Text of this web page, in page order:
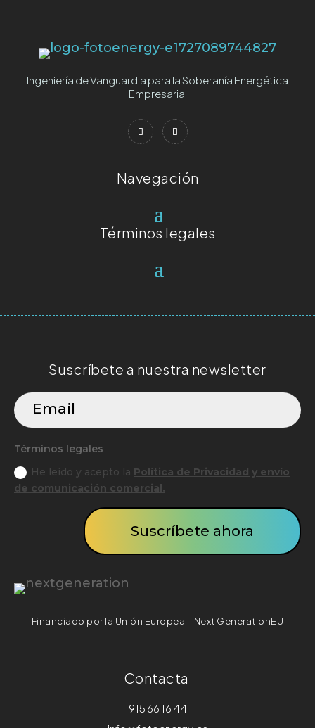
Ingeniería de Vanguardia para la Soberanía Energética
Empresarial
Navegación
Términos legales
Suscríbete a nuestra newsletter
Términos legales
He leído y acepto la Política de Privacidad y envío
de comunicación comercial.
Suscríbete ahora
Financiado por la Unión Europea – Next GenerationEU
Contacta
915 66 16 44